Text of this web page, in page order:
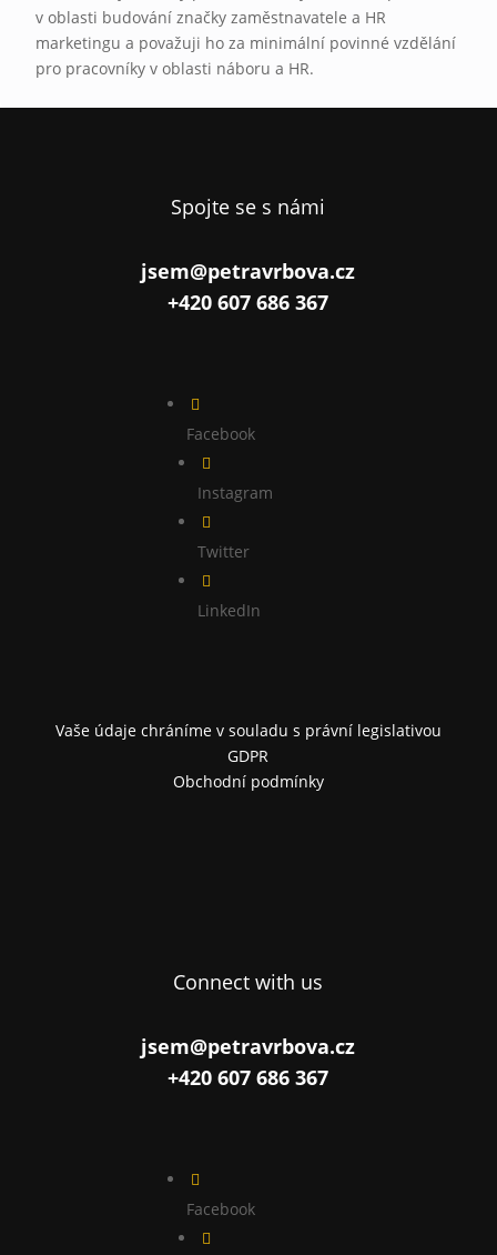
v oblasti budování značky zaměstnavatele a HR
marketingu a považuji ho za minimální povinné vzdělání
pro pracovníky v oblasti náboru a HR.
Spojte se s námi
jsem@petravrbova.cz
+420 607 686 367

Facebook

Instagram

Twitter

LinkedIn
Vaše údaje chráníme v souladu s právní legislativou
GDPR
Obchodní podmínky
Connect with us
jsem@petravrbova.cz
+420 607 686 367

Facebook
